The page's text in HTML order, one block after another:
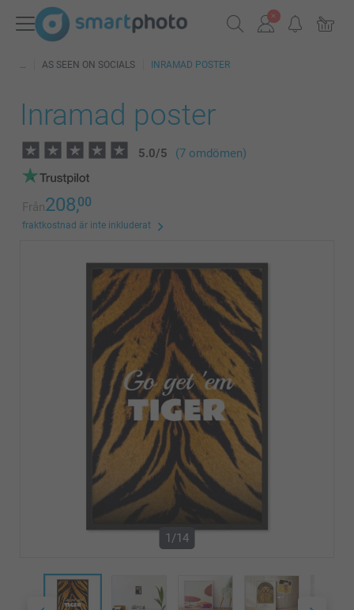
AS SEEN ON SOCIALS INRAMAD POSTER
Inramad poster
5.0/5 (7 omdömen)
Från208,00
fraktkostnad är inte inkluderat
1/14